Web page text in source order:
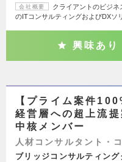
会社概要
クライアントのビジ
のITコンサルティングおよびDX
興味あり
【プライム案件
経営層への超上流
中核メンバー
人材コンサルタント・
ブリッジコンサルティン